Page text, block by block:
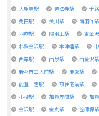
大聖寺駅
道法寺駅 千
免田駅
美川駅 南羽咋駅
羽咋駅
陽羽里駅 東金
北鉄金沢駅
本津幡駅
西岸駅
西泉駅 西金沢駅
野々市工大前駅
能瀬駅
能登二宮駅
額住宅前駅
小柳駅
加賀笠間駅 加
金沢駅
金丸駅 笠師保駅